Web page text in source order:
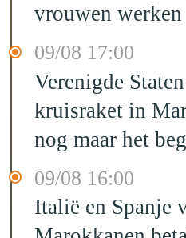
vrouwen werken
09/08 17:00
Verenigde
kruisraket in
nog maar het
09/08 16:00
Italië en Spanje